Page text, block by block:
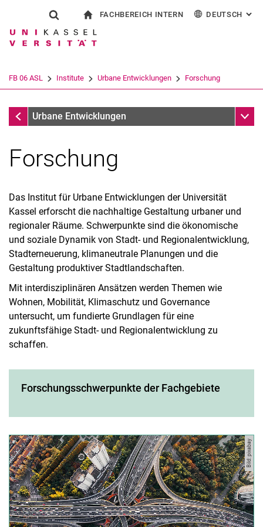
Springe direkt zu: Inhalt
Springe direkt zu: Suche
Springe direkt zu:
Suchformular
Suchbegriff
Suchen (öffnet externen Link in einem
FACHBEREICH INTERN DEUTSCH :
FB 06 ASL Institute Urbane Entwicklungen Forschung
InstituteUrbane Entwicklungen
Forschung
Das Institut für Urbane Entwicklungen der Universität
Kassel erforscht die nachhaltige Gestaltung urbaner und
regionaler Räume. Schwerpunkte sind die ökonomische
und soziale Dynamik von Stadt- und Regionalentwicklung,
Stadterneuerung, klimaneutrale Planungen und die
Gestaltung produktiver Stadtlandschaften.
Mit interdisziplinären Ansätzen werden Themen wie
Wohnen, Mobilität, Klimaschutz und Governance
untersucht, um fundierte Grundlagen für eine
zukunftsfähige Stadt- und Regionalentwicklung zu
schaffen.
Forschungsschwerpunkte der Fachgebiete
Bild: pixabay